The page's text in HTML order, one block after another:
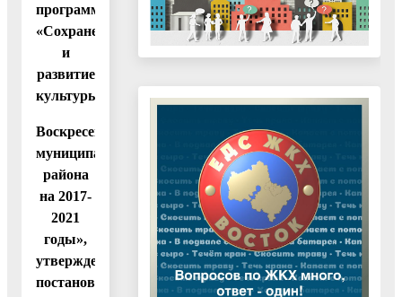
программу
«Сохранение
и
развитие
культуры
Воскресенского
муниципального
района
на 2017-
2021
годы»,
утвержденную
постановлением